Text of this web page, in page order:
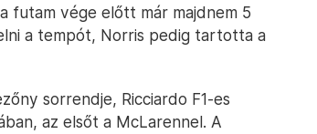
futam vége előtt már majdnem 5
a tempót, Norris pedig tartotta a
sorrendje, Ricciardo F1-es
az elsőt a McLarennel. A